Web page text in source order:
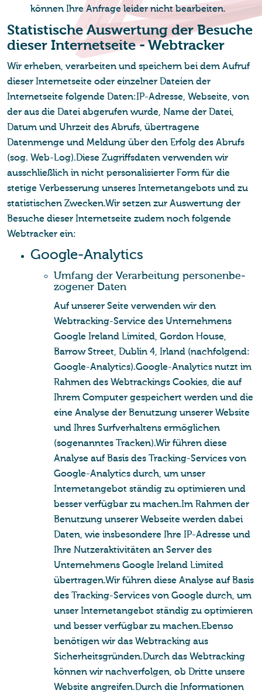
können Ihre Anfrage leider nicht bearbeiten.
Sta­tis­ti­sche Aus­wer­tung der Be­su­che
die­ser In­ter­net­sei­te - Web­tra­cker
Wir erheben, verarbeiten und speichern bei dem Aufruf
dieser Internetseite oder einzelner Dateien der
Internetseite folgende Daten:IP-Adresse, Webseite, von
der aus die Datei abgerufen wurde, Name der Datei,
Datum und Uhrzeit des Abrufs, übertragene
Datenmenge und Meldung über den Erfolg des Abrufs
(sog. Web-Log).Diese Zugriffsdaten verwenden wir
ausschließlich in nicht personalisierter Form für die
stetige Verbesserung unseres Internetangebots und zu
statistischen Zwecken.Wir setzen zur Auswertung der
Besuche dieser Internetseite zudem noch folgende
Webtracker ein:
Goog­le-Ana­ly­tics
Um­fang der Ver­ar­bei­tung per­so­nen­be­
zo­ge­ner Daten
Auf unserer Seite verwenden wir den
Webtracking-Service des Unternehmens
Google Ireland Limited, Gordon House,
Barrow Street, Dublin 4, Irland (nachfolgend:
Google-Analytics).Google-Analytics nutzt im
Rahmen des Webtrackings Cookies, die auf
Ihrem Computer gespeichert werden und die
eine Analyse der Benutzung unserer Website
und Ihres Surfverhaltens ermöglichen
(sogenanntes Tracken).Wir führen diese
Analyse auf Basis des Tracking-Services von
Google-Analytics durch, um unser
Internetangebot ständig zu optimieren und
besser verfügbar zu machen.Im Rahmen der
Benutzung unserer Webseite werden dabei
Daten, wie insbesondere Ihre IP-Adresse und
Ihre Nutzeraktivitäten an Server des
Unternehmens Google Ireland Limited
übertragen.Wir führen diese Analyse auf Basis
des Tracking-Services von Google durch, um
unser Internetangebot ständig zu optimieren
und besser verfügbar zu machen.Ebenso
benötigen wir das Webtracking aus
Sicherheitsgründen.Durch das Webtracking
können wir nachverfolgen, ob Dritte unsere
Website angreifen.Durch die Informationen